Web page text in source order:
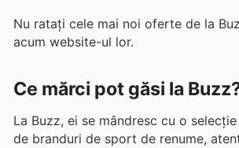
Nu ratați cele mai noi oferte de la
acum website-ul lor.
Ce mărci pot găsi la
La Buzz, ei se mândresc cu o
de branduri de sport de renume,